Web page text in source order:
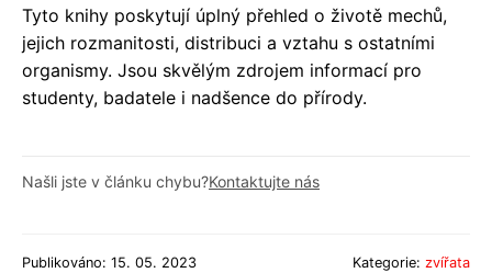
Tyto knihy poskytují úplný přehled o životě mechů,
jejich rozmanitosti, distribuci a vztahu s ostatními
organismy. Jsou skvělým zdrojem informací pro
studenty, badatele i nadšence do přírody.
Našli jste v článku chybu?Kontaktujte nás
Publikováno: 15. 05. 2023 Kategorie: zvířata